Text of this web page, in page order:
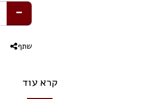
שתף
קרא עוד